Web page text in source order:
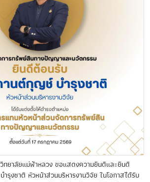
ทยาลัยแม่ฟ้าหลวง ขอแสดงความยินดีและยินดี
งชาติ หัวหน้าส่วนบริหารงานวิจัย ในโอกาสได้รับ